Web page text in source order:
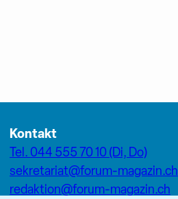
Kontakt
Tel. 044 555 70 10 (Di, Do)
sekretariat@forum-magazin.ch
redaktion@forum-magazin.ch